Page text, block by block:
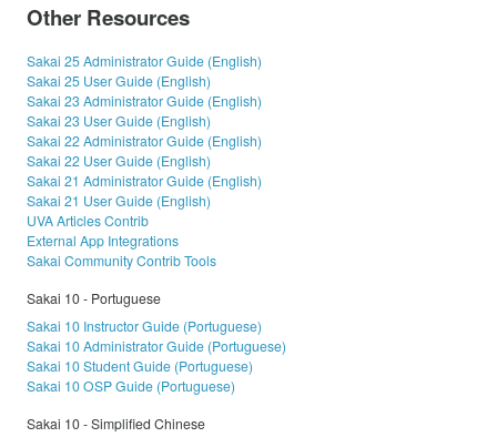
Other Resources
Sakai 25 Administrator Guide (English)
Sakai 25 User Guide (English)
Sakai 23 Administrator Guide (English)
Sakai 23 User Guide (English)
Sakai 22 Administrator Guide (English)
Sakai 22 User Guide (English)
Sakai 21 Administrator Guide (English)
Sakai 21 User Guide (English)
UVA Articles Contrib
External App Integrations
Sakai Community Contrib Tools
Sakai 10 - Portuguese
Sakai 10 Instructor Guide (Portuguese)
Sakai 10 Administrator Guide (Portuguese)
Sakai 10 Student Guide (Portuguese)
Sakai 10 OSP Guide (Portuguese)
Sakai 10 - Simplified Chinese